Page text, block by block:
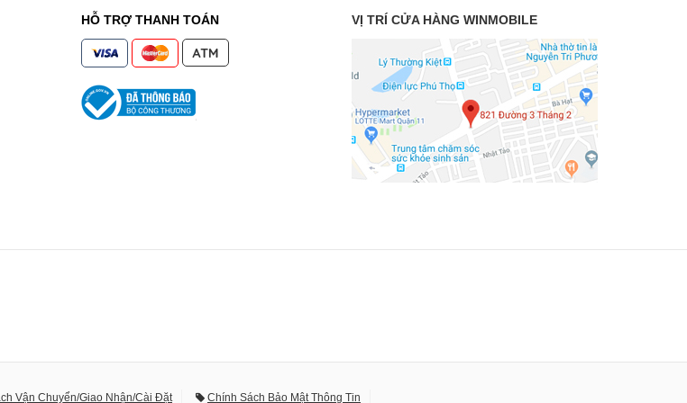
HỖ TRỢ THANH TOÁN VỊ TRÍ CỬA HÀNG WINMOBILE
Vận Chuyển/Giao Nhận/Cài Đặt Chính Sách Bảo Mật Thông Tin